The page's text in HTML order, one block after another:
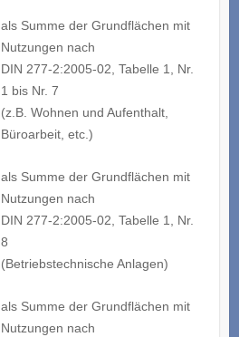
als Summe der Grundflächen mit
Nutzungen nach
DIN 277-2:2005-02, Tabelle 1, Nr.
1 bis Nr. 7
(z.B. Wohnen und Aufenthalt,
Büroarbeit, etc.)
als Summe der Grundflächen mit
Nutzungen nach
DIN 277-2:2005-02, Tabelle 1, Nr.
8
(Betriebstechnische Anlagen)
als Summe der Grundflächen mit
Nutzungen nach